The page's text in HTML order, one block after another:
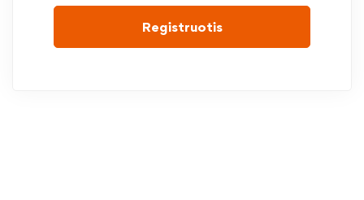
Registruotis